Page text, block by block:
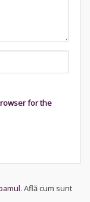
for the
Află cum sunt